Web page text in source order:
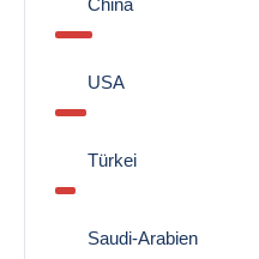
China
USA
Türkei
Saudi-Arabien